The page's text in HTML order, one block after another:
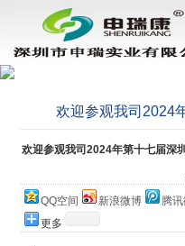
欢迎参观我司2024
装备、光子技术博
欢迎参观我司2024年第十七届深圳
QQ空间 新浪微博 腾
更多